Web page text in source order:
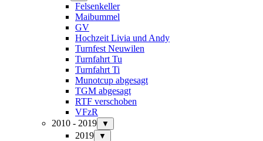
Felsenkeller
Maibummel
GV
Hochzeit Livia und Andy
Turnfest Neuwilen
Turnfahrt Tu
Turnfahrt Ti
Munotcup abgesagt
TGM abgesagt
RTF verschoben
VFzR
2010 - 2019
▼
2019 ▼